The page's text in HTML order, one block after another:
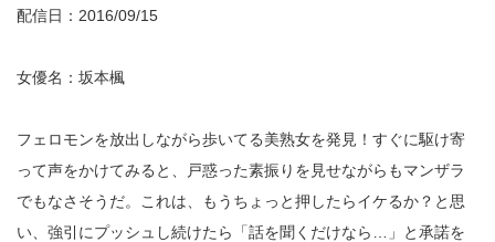
配信日：2016/09/15
女優名：坂本楓
フェロモンを放出しながら歩いてる美熟女を発見！すぐに駆け寄
って声をかけてみると、戸惑った素振りを見せながらもマンザラ
でもなさそうだ。これは、もうちょっと押したらイケるか？と思
い、強引にプッシュし続けたら「話を聞くだけなら…」と承諾を